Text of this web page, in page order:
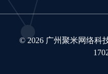
© 2026 广州聚米网络科